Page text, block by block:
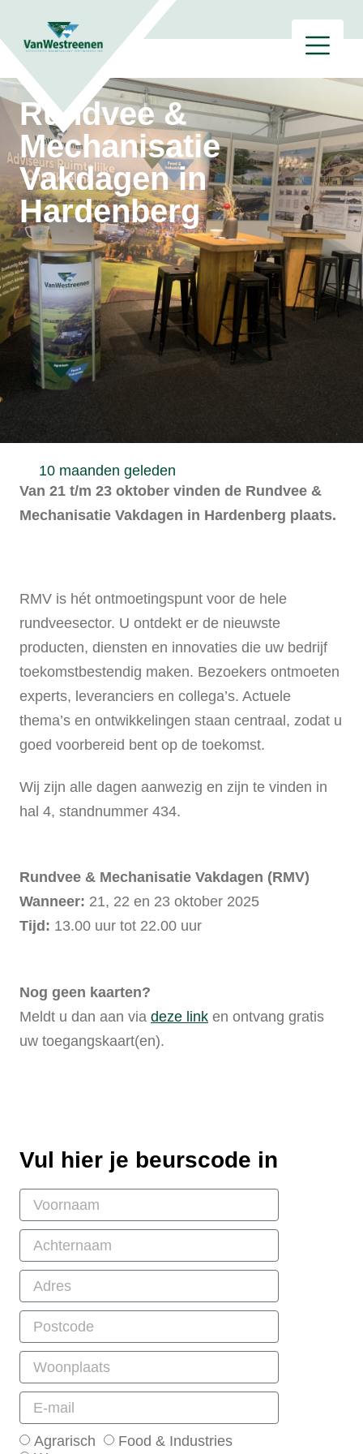
Rundvee &
Mechanisatie
Vakdagen in
Hardenberg
10 maanden geleden
Van 21 t/m 23 oktober vinden de Rundvee &
Mechanisatie Vakdagen in Hardenberg plaats.
RMV is hét ontmoetingspunt voor de hele
rundveesector. U ontdekt er de nieuwste
producten, diensten en innovaties die uw bedrijf
toekomstbestendig maken. Bezoekers ontmoeten
experts, leveranciers en collega’s. Actuele
thema’s en ontwikkelingen staan centraal, zodat u
goed voorbereid bent op de toekomst.
Wij zijn alle dagen aanwezig en zijn te vinden in
hal 4, standnummer 434.
Rundvee & Mechanisatie Vakdagen (RMV)
Wanneer: 21, 22 en 23 oktober 2025
Tijd: 13.00 uur tot 22.00 uur
Nog geen kaarten?
Meldt u dan aan via deze link en ontvang gratis
uw toegangskaart(en).
Vul hier je beurscode in
Agrarisch
Food & Industries